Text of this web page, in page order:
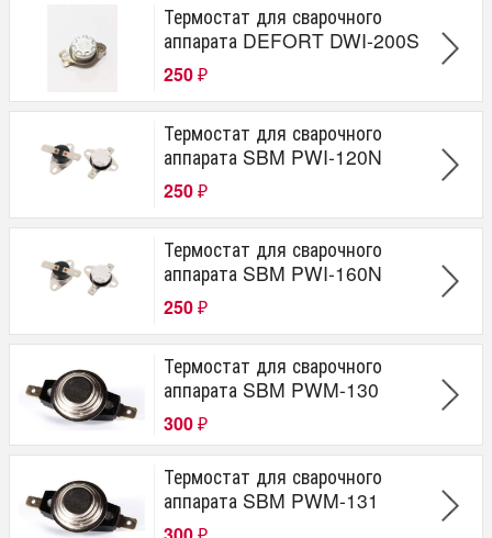
Термостат для сварочного
аппарата DEFORT DWI-200S
250 ₽
Термостат для сварочного
аппарата SBM PWI-120N
250 ₽
Термостат для сварочного
аппарата SBM PWI-160N
250 ₽
Термостат для сварочного
аппарата SBM PWM-130
300 ₽
Термостат для сварочного
аппарата SBM PWM-131
₽